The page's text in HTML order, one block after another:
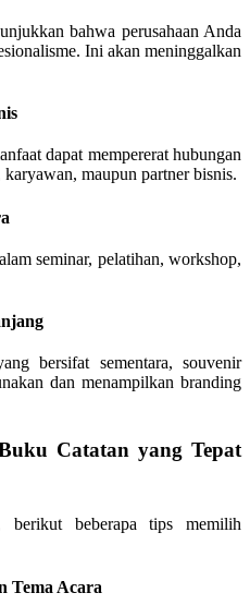
bahwa perusahaan Anda
Ini akan meninggalkan
dapat mempererat hubungan
maupun partner bisnis.
seminar, pelatihan, workshop,
bersifat sementara, souvenir
dan menampilkan branding
Catatan yang Tepat
berikut beberapa tips memilih
Tema Acara